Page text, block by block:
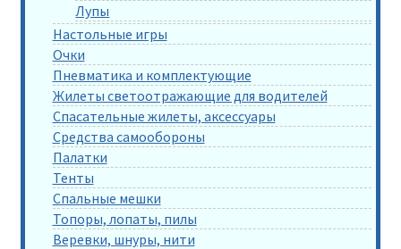
Лупы
Настольные игры
Очки
Пневматика и комплектующие
Жилеты светоотражающие для водителей
Спасательные жилеты, аксессуары
Средства самообороны
Палатки
Тенты
Спальные мешки
Топоры, лопаты, пилы
Веревки, шнуры, нити